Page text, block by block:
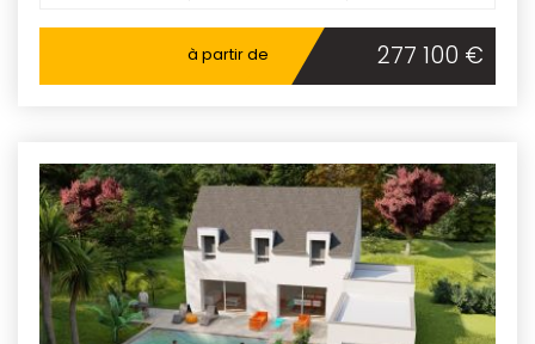
à partir de 277 100 €